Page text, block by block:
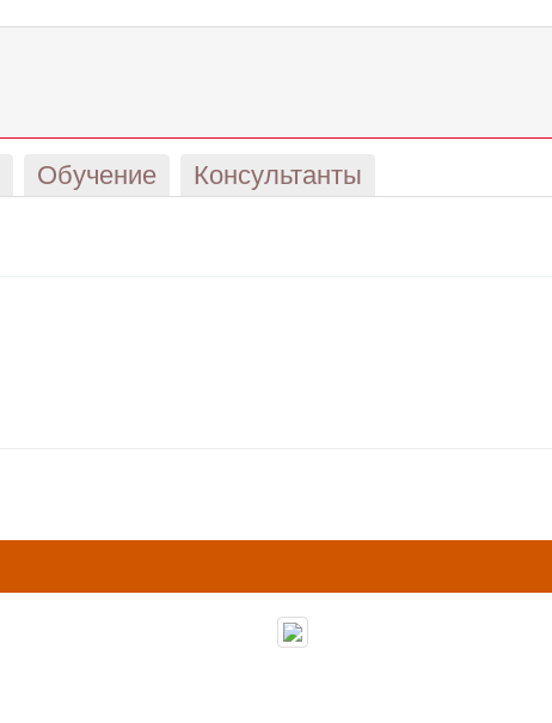
Обучение Консультанты